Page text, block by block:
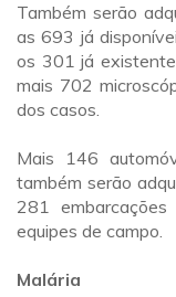
Também serão
as 693 já
os 301 já
mais 702
dos casos.
Mais 146
também serão
281
equipes de campo.
Malária